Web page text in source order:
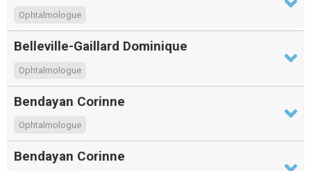
Ophtalmologue
Belleville-Gaillard Dominique
Ophtalmologue
Bendayan Corinne
Ophtalmologue
Bendayan Corinne